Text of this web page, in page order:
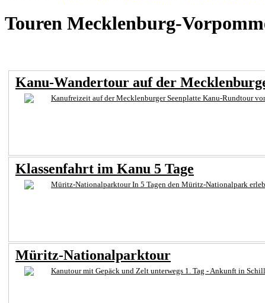
Touren Mecklenburg-
Kanu-Wandertour auf der
Kanufreizeit auf der Mecklenburger Seenplatte Kanu-Rundtour
Klassenfahrt im Kanu 5 Tage
Müritz-Nationalparktour In 5 Tagen den Müritz-Nationalpark
Müritz-Nationalparktour
Kanutour mit Gepäck und Zelt unterwegs 1. Tag - Ankunft in